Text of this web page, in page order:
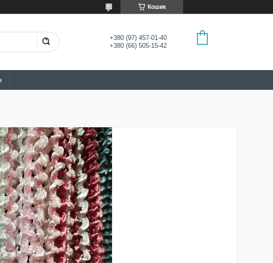
Кошик
+380 (97) 457-01-40
+380 (66) 505-15-42